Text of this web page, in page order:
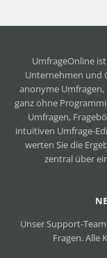
UmfrageOnline
Unternehmen und
anonyme
ganz ohne
Umfragen,
intuitiven Umfrage-
werten Sie die
zentral über
Unser Support-
Fragen. Alle